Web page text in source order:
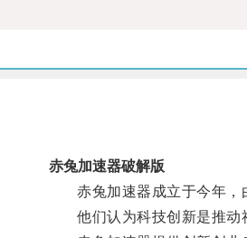
赤兔加速器破解版
赤兔加速器成立于今年，
他们认为科技创新是推动社